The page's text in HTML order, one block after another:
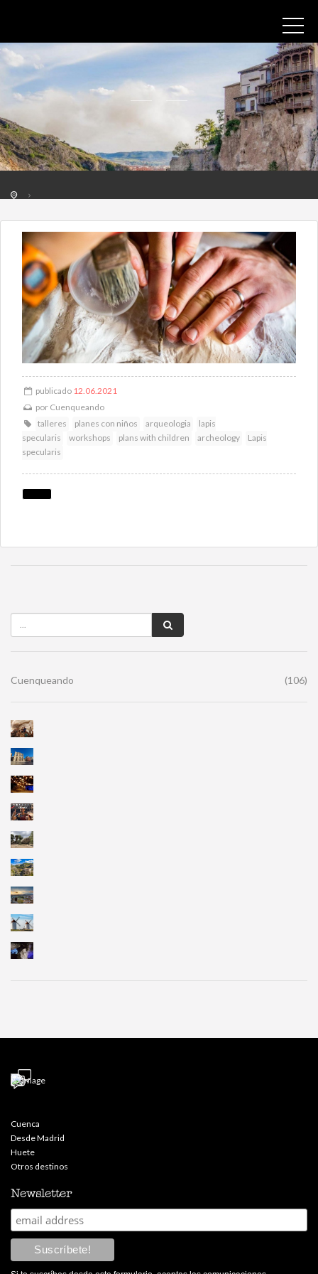
publicado 12.06.2021
por Cuenqueando
talleres
planes con niños arqueologia
lapis
specularis
workshops plans with children archeology
Lapis
specularis
Cuenqueando (106)
Cuenca
Desde Madrid
Huete
Otros destinos
Newsletter